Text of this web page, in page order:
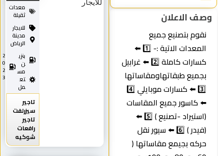
الاعلان
نقوم بتصنيع جميع
المعدات الاتية :- 1️⃣ ⬅️
كسارات كاملة 2️⃣ ⬅️ غرابيل
بجميع طبقاتهاومقاساتها
3️⃣ ⬅️ كسارات موبايلي 4️⃣
⬅️ كاسور جميع المقاسات
(استيراد -تصنيع ) 5️⃣ ⬅️
(فيدر ) 6️⃣ ⬅️ سيور نقل
حركه بجيمع مقاساتها (
معدات
ثقيلة
للايجار
مدينة
الرياض
بنزي
ن
تع
0
2
تاجير
سيزرلفت
تاجير
رافعات
شوكيه